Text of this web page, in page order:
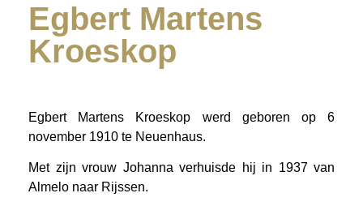
Egbert Martens
Kroeskop
Egbert Martens Kroeskop werd geboren op 6
november 1910 te Neuenhaus.
Met zijn vrouw Johanna verhuisde hij in 1937 van
Almelo naar Rijssen.